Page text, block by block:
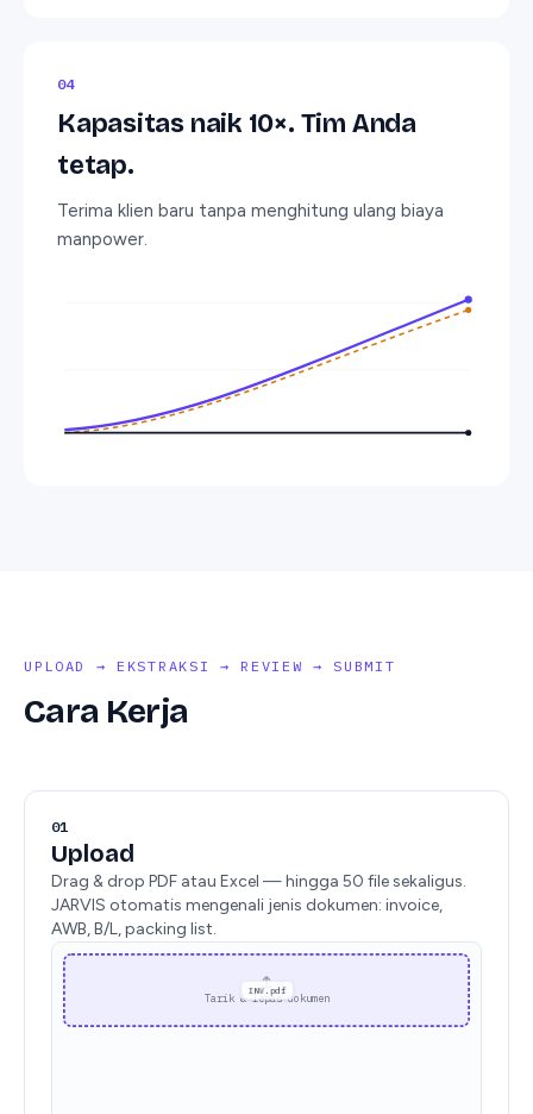
04
Kapasitas naik 10×. Tim Anda
tetap.
Terima klien baru tanpa menghitung ulang biaya
manpower.
UPLOAD → EKSTRAKSI → REVIEW → SUBMIT
Cara Kerja
01
Upload
Drag & drop PDF atau Excel — hingga 50 file sekaligus.
JARVIS otomatis mengenali jenis dokumen: invoice,
AWB, B/L, packing list.
Tarik & lepas dokumen